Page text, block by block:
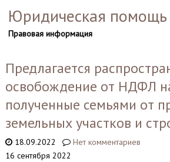
Юридическая помощь
Правовая информация
Предлагается
освобождение от НДФЛ
полученные семьями от
земельных участков и
18.09.2022
Нет комментариев
16 сентября 2022